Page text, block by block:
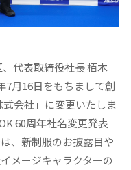
代表取締役社長 栢木
7月16日をもちまして創
会社」に変更いたしま
60周年社名変更発表
、新制服のお披露目や
メージキャラクターの